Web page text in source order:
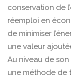
conservation de
réemploi en
de minimiser
une valeur
Au niveau de
une méthode de